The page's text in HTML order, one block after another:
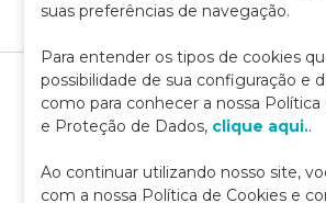
suas preferências de navegação.
Para entender os tipos de cookies
possibilidade de sua configuração e
como para conhecer a nossa Política
e Proteção de Dados, clique aqui..
Ao continuar utilizando nosso site,
com a nossa Política de Cookies e